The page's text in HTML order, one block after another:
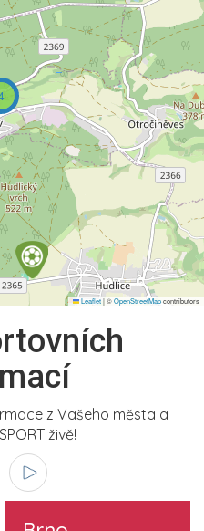
Leaflet|©OpenStreetMapcontributors
z Vašeho města a
živě!